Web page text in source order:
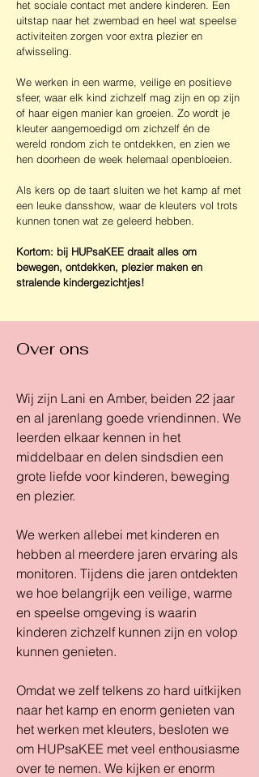
het sociale contact met andere kinderen. Een
uitstap naar het zwembad en heel wat speelse
activiteiten zorgen voor extra plezier en
afwisseling.
We werken in een warme, veilige en positieve
sfeer, waar elk kind zichzelf mag zijn en op zijn
of haar eigen manier kan groeien. Zo wordt je
kleuter aangemoedigd om zichzelf én de
wereld rondom zich te ontdekken, en zien we
hen doorheen de week helemaal openbloeien.
Als kers op de taart sluiten we het kamp af met
een leuke dansshow, waar de kleuters vol trots
kunnen tonen wat ze geleerd hebben.
Kortom: bij HUPsaKEE draait alles om
bewegen, ontdekken, plezier maken en
stralende kindergezichtjes!
Over ons
Wij zijn Lani en Amber, beiden 22 jaar
en al jarenlang goede vriendinnen. We
leerden elkaar kennen in het
middelbaar en delen sindsdien een
grote liefde voor kinderen, beweging
en plezier.
We werken allebei met kinderen en
hebben al meerdere jaren ervaring als
monitoren. Tijdens die jaren ontdekten
we hoe belangrijk een veilige, warme
en speelse omgeving is waarin
kinderen zichzelf kunnen zijn en volop
kunnen genieten.
Omdat we zelf telkens zo hard uitkijken
naar het kamp en enorm genieten van
het werken met kleuters, besloten we
om HUPsaKEE met veel enthousiasme
over te nemen. We kijken er enorm